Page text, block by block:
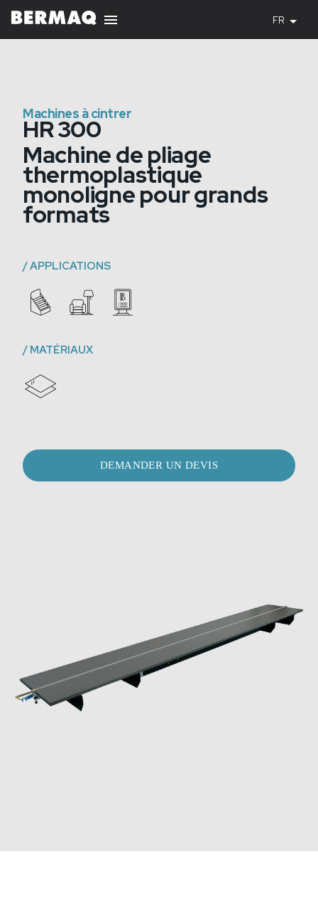
FR
Machines à cintrer
HR 300
Machine de pliage
thermoplastique
monoligne pour grands
formats
/APPLICATIONS
/ MATÉRIAUX
DEMANDER UN DEVIS